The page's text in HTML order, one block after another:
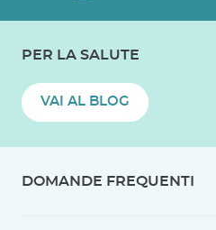
PER LA SALUTE
VAI AL BLOG
DOMANDE FREQUENTI